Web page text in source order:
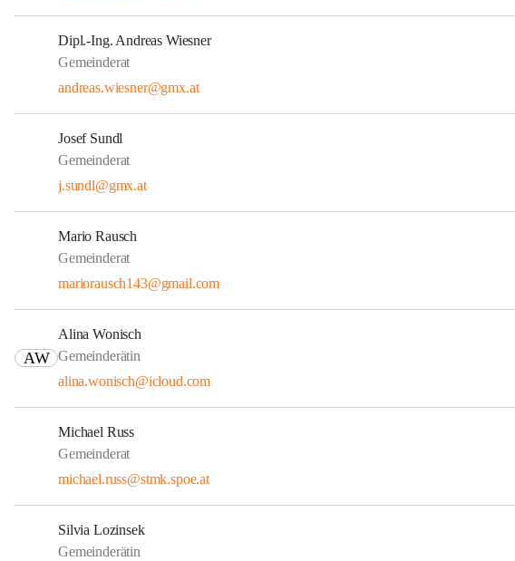
Dipl.-Ing. Andreas Wiesner
Gemeinderat
andreas.wiesner@gmx.at
Josef Sundl
Gemeinderat
j.sundl@gmx.at
Mario Rausch
Gemeinderat
mariorausch143@gmail.com
AW
Alina Wonisch
Gemeinderätin
alina.wonisch@icloud.com
Michael Russ
Gemeinderat
michael.russ@stmk.spoe.at
Silvia Lozinsek
Gemeinderätin